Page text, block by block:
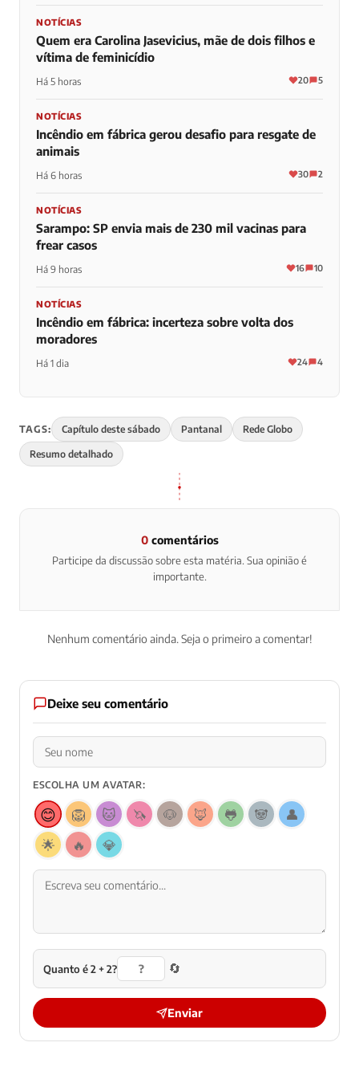
NOTÍCIAS
Quem era Carolina Jasevicius, mãe de dois filhos e
vítima de feminicídio
Há 5 horas 20 5
NOTÍCIAS
Incêndio em fábrica gerou desafio para resgate de
animais
Há 6 horas 30 2
NOTÍCIAS
Sarampo: SP envia mais de 230 mil vacinas para
frear casos
Há 9 horas 16 10
NOTÍCIAS
Incêndio em fábrica: incerteza sobre volta dos
moradores
Há 1 dia 24 4
TAGS: Capítulo deste sábado Pantanal Rede Globo
Resumo detalhado
0comentários
Participe da discussão sobre esta matéria. Sua opinião é
importante.
Nenhum comentário ainda. Seja o primeiro a comentar!
Deixe seu comentário
ESCOLHA UM AVATAR:
😊 🦁 🐱 🦄 🐶 🦊 🐸 🐼
👤
🌟
🔥 💎
Quanto é 2 + 2? 🔄
Enviar